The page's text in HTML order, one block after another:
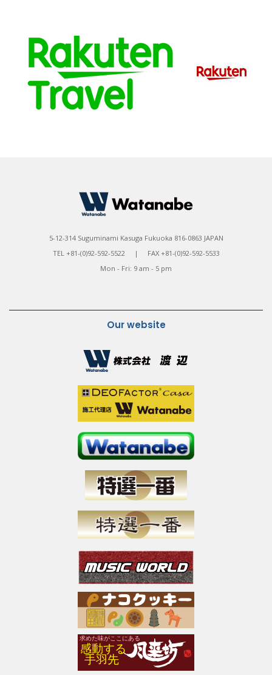
5-12-314 Suguminami Kasuga Fukuoka 816-0863 JAPAN
TEL +81-(0)92-592-5522 | FAX +81-(0)92-592-5533
Mon - Fri: 9 am - 5 pm
Our website